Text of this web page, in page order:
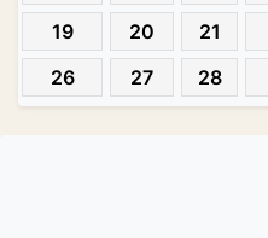
19
20 21
26
27 28